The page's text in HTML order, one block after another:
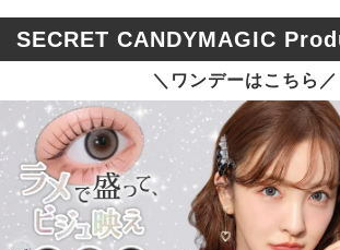
SECRET CANDYMAGIC
＼ワンデーはこちら／